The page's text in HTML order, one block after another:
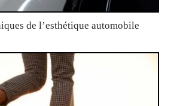
de l’esthétique automobile